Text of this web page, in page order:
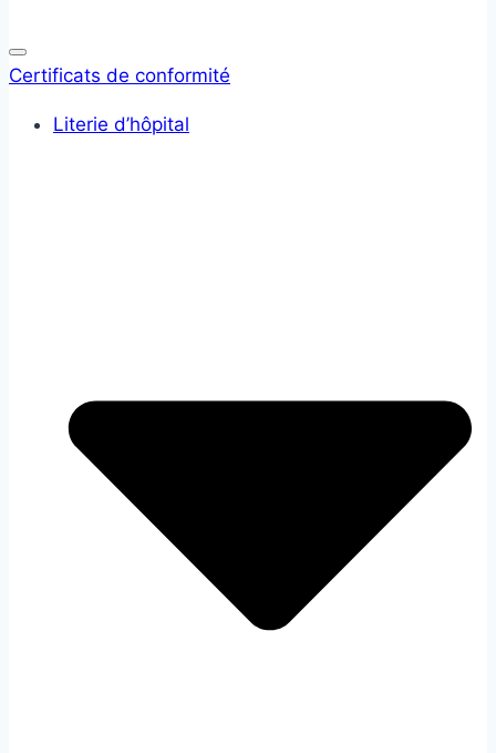
Certificats de conformité
Literie d’hôpital